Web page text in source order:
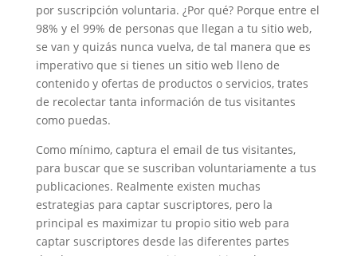
por suscripción voluntaria. ¿Por qué? Porque entre el
98% y el 99% de personas que llegan a tu sitio web,
se van y quizás nunca vuelva, de tal manera que es
imperativo que si tienes un sitio web lleno de
contenido y ofertas de productos o servicios, trates
de recolectar tanta información de tus visitantes
como puedas.
Como mínimo, captura el email de tus visitantes,
para buscar que se suscriban voluntariamente a tus
publicaciones. Realmente existen muchas
estrategias para captar suscriptores, pero la
principal es maximizar tu propio sitio web para
captar suscriptores desde las diferentes partes